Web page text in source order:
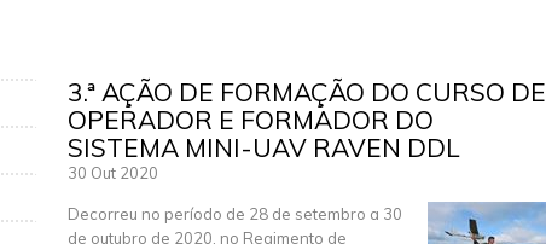
3.ª AÇÃO DE FORMAÇÃO DO CURSO DE
OPERADOR E FORMADOR DO
SISTEMA MINI-UAV RAVEN DDL
30 Out 2020
Decorreu no período de 28 de setembro a 30
de outubro de 2020, no Regimento de